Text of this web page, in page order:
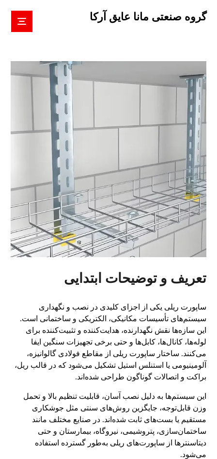
گروه صنعتی مانا عایق آرکا
تعریف و توضیحات ابتدایی
ساپورت ریلی یکی از اجزای کلیدی در نصب و نگهداری
سیستم‌های تأسیسات مکانیکی، الکتریکی و ساختمانی است.
این سازه‌ها نقش نگهدارنده، هدایت‌کننده و تثبیت‌کننده برای
لوله‌ها، کانال‌ها، کابل‌ها و حتی برخی تجهیزات سنگین ایفا
می‌کنند. ساختار ساپورت ریلی از مقاطع فولادی گالوانیزه،
آلومینیومی یا استنلس استیل تشکیل می‌شود که در قالب ریل،
براکت و اتصالات گوناگون طراحی شده‌اند.
این سیستم‌ها به دلیل نصب آسان، قابلیت تنظیم بالا و تحمل
وزن قابل‌توجه، جایگزین روش‌های سنتی مثل جوشکاری
مستقیم یا بست‌های ثابت شده‌اند. در صنایع مختلف مانند
ساختمان‌سازی، پتروشیمی، نیروگاه، بیمارستان و حتی
دیتاسنترها از ساپورت‌های ریلی به‌طور گسترده استفاده
می‌شود.